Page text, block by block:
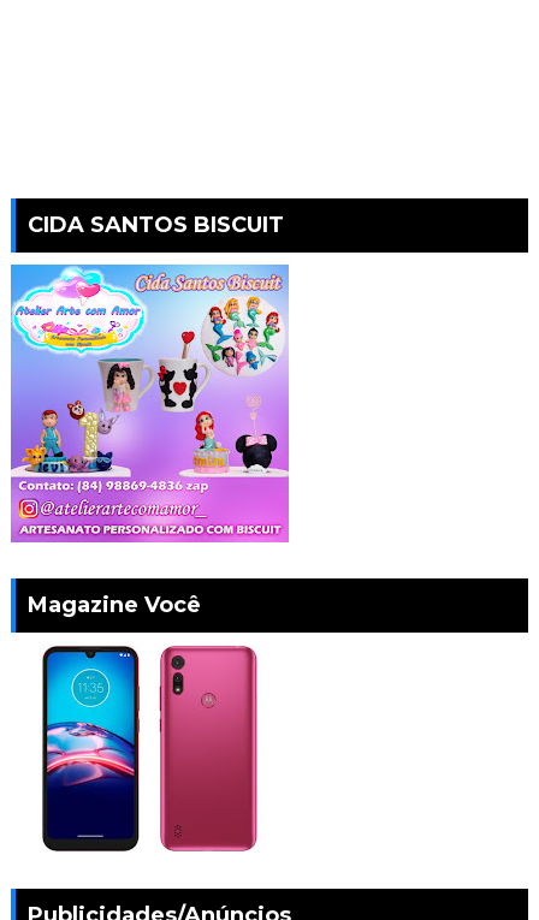
CIDA SANTOS BISCUIT
Magazine Você